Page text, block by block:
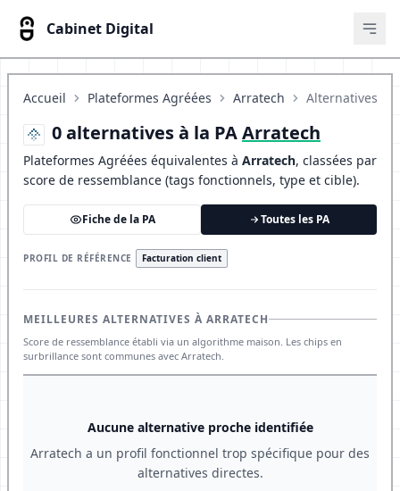
Cabinet Digital
Accueil Plateformes Agréées Arratech Alternatives
0 alternatives à la PAArratech
Plateformes Agréées équivalentes à Arratech, classées par
score de ressemblance (tags fonctionnels, type et cible).
Fiche de la PA Toutes les PA
PROFIL DE RÉFÉRENCE Facturation client
MEILLEURES ALTERNATIVES À ARRATECH
Score de ressemblance établi via un algorithme maison. Les chips en
surbrillance sont communes avec Arratech.
Aucune alternative proche identifiée
Arratech a un profil fonctionnel trop spécifique pour des
alternatives directes.